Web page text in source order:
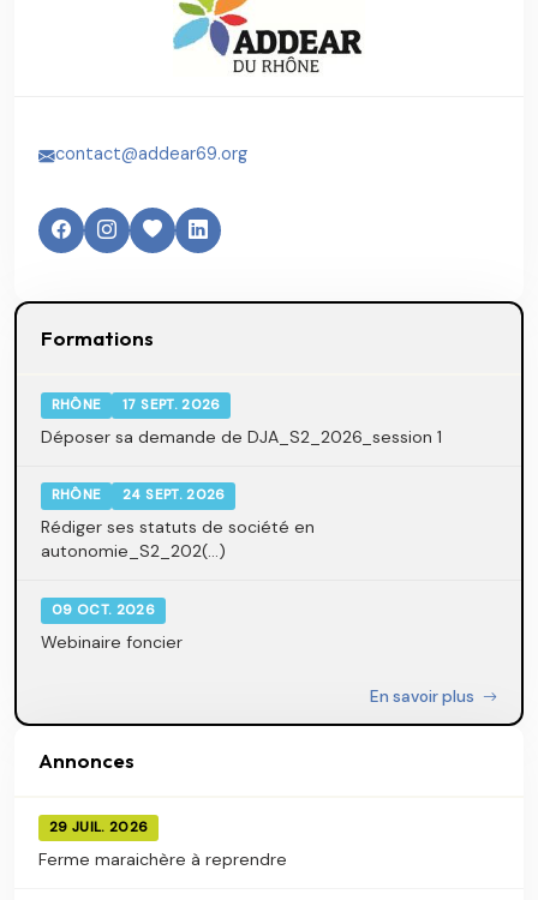
contact@addear69.org
Formations
RHÔNE 17 SEPT. 2026
Déposer sa demande de DJA_S2_2026_session 1
RHÔNE 24 SEPT. 2026
Rédiger ses statuts de société en
autonomie_S2_202(...)
09 OCT. 2026
Webinaire foncier
En savoir plus
Annonces
29 JUIL. 2026
Ferme maraichère à reprendre